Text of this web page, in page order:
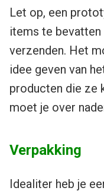
Let op, een
items te bevatten
verzenden. Het
idee geven van
producten die ze
moet je over
Verpakking
Idealiter heb je